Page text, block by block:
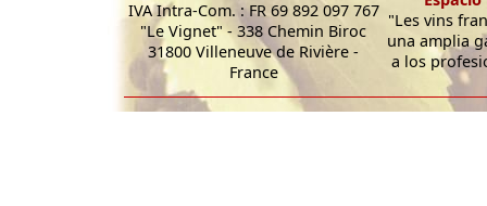
IVA Intra-Com. : FR 69 892 097 767
"Le Vignet" - 338 Chemin Biroc
31800 Villeneuve de Rivière -
France
"Les vins
una amplia
a los